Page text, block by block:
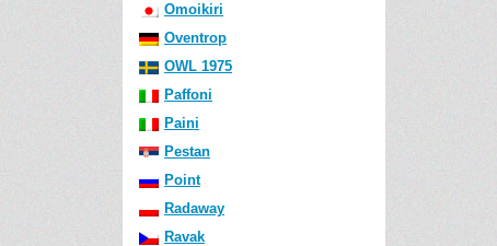
Omoikiri
Oventrop
OWL 1975
Paffoni
Paini
Pestan
Point
Radaway
Ravak